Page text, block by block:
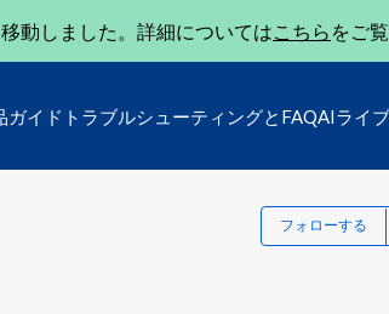
動しました。詳細についてはこちら をご
ガイド トラブルシューティングとFAQAIライ
フォローする